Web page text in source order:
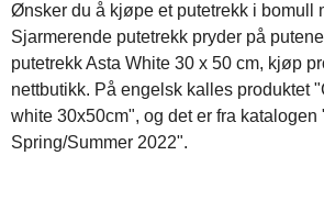
Ønsker du å kjøpe et putetrekk i bomull
Sjarmerende putetrekk pryder på
putetrekk Asta White 30 x 50 cm, kjøp
nettbutikk. På engelsk kalles produktet
white 30x50cm", og det er fra katalogen
Spring/Summer 2022".